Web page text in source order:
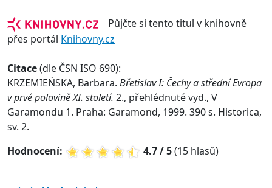
Půjčte si tento titul v knihovně
přes portál Knihovny.cz
Citace(dle ČSN ISO 690):
KRZEMIEŃSKA, Barbara. Břetislav I: Čechy a střední Evropa
v prvé polovině XI. století. 2., přehlédnuté vyd., V
Garamondu 1. Praha: Garamond, 1999. 390 s. Historica,
sv. 2.
Hodnocení:
4.7 / 5(15 hlasů)